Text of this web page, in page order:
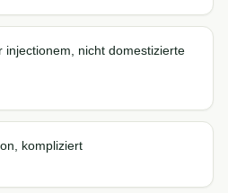
injectionem, nicht domestizierte
kompliziert